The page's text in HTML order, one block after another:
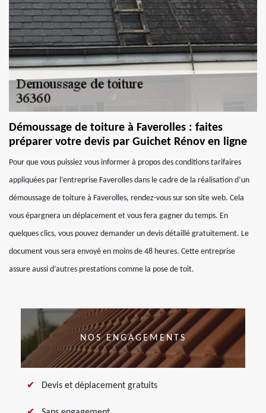
Démoussage de toiture à Faverolles : faites
préparer votre devis par Guichet Rénov en ligne
Pour que vous puissiez vous informer à propos des conditions tarifaires
appliquées par l’entreprise Faverolles dans le cadre de la réalisation d’un
démoussage de toiture à Faverolles, rendez-vous sur son site web. Cela
vous épargnera un déplacement et vous fera gagner du temps. En
quelques clics, vous pouvez demander un devis détaillé gratuitement. Le
document vous sera envoyé en moins de 48 heures. Cette entreprise
assure aussi d’autres prestations comme la pose de toit.
NOS ENGAGEMENTS
Devis et déplacement gratuits